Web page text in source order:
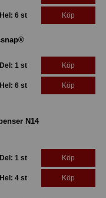
Hel: 6 st Köp
Del: 1 st Köp
Hel: 6 st Köp
N14
Del: 1 st Köp
Hel: 4 st Köp